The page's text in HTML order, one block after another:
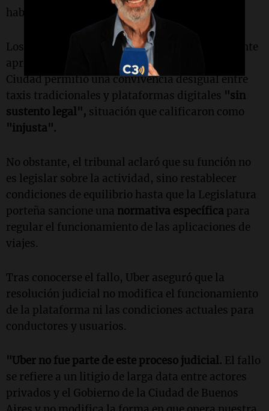
habilitante y seguros correspondientes.
Los magistrados sostuvieron además que durante
aproximadamente diez años el Gobierno de la
Ciudad permitió una convivencia desigual entre
taxis tradicionales y plataformas digitales "sin
sustento legal", situación que calificaron como
"injusta".
No obstante, el tribunal aclaró que su función no
es legislar sobre la actividad, sino restablecer
condiciones de equilibrio hasta que la Legislatura
porteña sancione una normativa específica para
regular el funcionamiento de las aplicaciones de
viajes.
Tras conocerse el fallo, Uber aseguró que la
resolución judicial no modifica el funcionamiento
de la plataforma ni las condiciones actuales para
conductores y usuarios.
"Uber no fue parte de este proceso judicial. El fallo
se refiere a un litigio de larga data entre actores
privados y el Gobierno de la Ciudad de Buenos